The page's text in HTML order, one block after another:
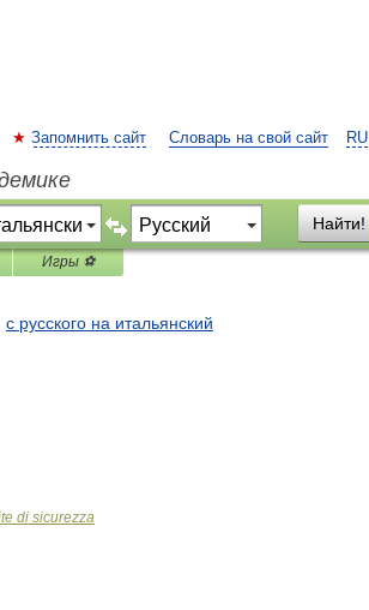
RU
Запомнить сайт Словарь на свой сайт
Найти!
Игры ⚽
с русского на итальянский
di sicurezza